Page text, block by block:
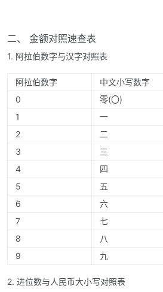
二、 金额对照速查表
1. 阿拉伯数字与汉字对照表
阿拉伯数字 中文小写数字
0
零(〇)
1
一
2
二
3
三
4
四
5
五
6
六
7
七
8
八
9
九
2. 进位数与人民币大小写对照表